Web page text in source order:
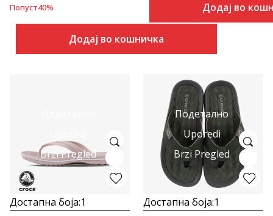
Попуст40%
Додај во кошничка
Додај во
Brzi Pregled
Достапна боја:1
Подетално
Uporedi
Brzi Pregled
Достапна боја:1